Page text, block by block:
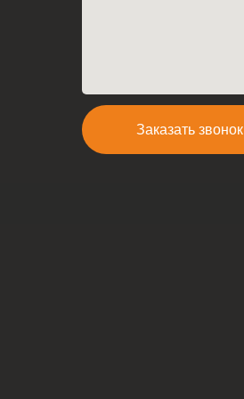
Заказать звонок